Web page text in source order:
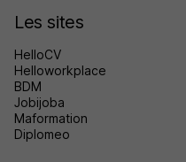
Les sites
HelloCV
Helloworkplace
BDM
Jobijoba
Maformation
Diplomeo